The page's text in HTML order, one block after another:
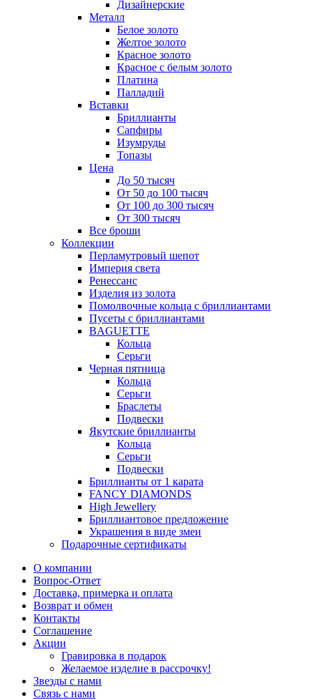
Дизайнерские
Металл
Белое золото
Желтое золото
Красное золото
Красное с белым золото
Платина
Палладий
Вставки
Бриллианты
Сапфиры
Изумруды
Топазы
Цена
До 50 тысяч
От 50 до 100 тысяч
От 100 до 300 тысяч
От 300 тысяч
Все броши
Коллекции
Перламутровый шепот
Империя света
Ренессанс
Изделия из золота
Помолвочные кольца с бриллиантами
Пусеты с бриллиантами
BAGUETTE
Кольца
Серьги
Черная пятница
Кольца
Серьги
Браслеты
Подвески
Якутские бриллианты
Кольца
Серьги
Подвески
Бриллианты от 1 карата
FANCY DIAMONDS
High Jewellery
Бриллиантовое предложение
Украшения в виде змеи
Подарочные сертификаты
О компании
Вопрос-Ответ
Доставка, примерка и оплата
Возврат и обмен
Контакты
Соглашение
Акции
Гравировка в подарок
Желаемое изделие в рассрочку!
Звезды с нами
Связь с нами